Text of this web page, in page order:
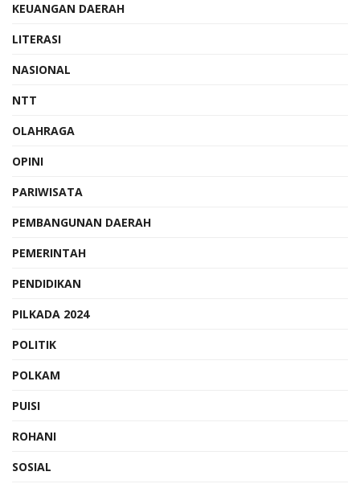
KEUANGAN DAERAH
LITERASI
NASIONAL
NTT
OLAHRAGA
OPINI
PARIWISATA
PEMBANGUNAN DAERAH
PEMERINTAH
PENDIDIKAN
PILKADA 2024
POLITIK
POLKAM
PUISI
ROHANI
SOSIAL